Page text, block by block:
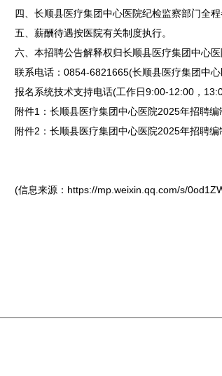
四、 长顺县医疗集团中心医院纪检监察部门全
五、薪酬待遇按医院有关制度执行。
六、本招聘公告解释权归长顺县医疗集团中心医
联系电话：0854-6821665(长顺县医疗集团中
报名系统技术支持电话(工作日9:00-12:00，
附件1： 长顺县医疗集团中心医院2025年招聘编
附件2： 长顺县医疗集团中心医院2025年招聘编
(信息来源：https://mp.weixin.qq.com/s/